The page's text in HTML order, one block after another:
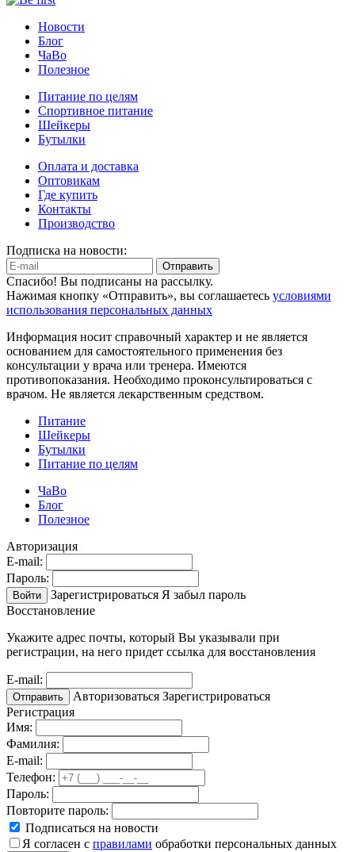
Новости
Блог
ЧаВо
Полезное
Питание по целям
Спортивное питание
Шейкеры
Бутылки
Оплата и доставка
Оптовикам
Где купить
Контакты
Производство
Подписка на новости:
Отправить
Спасибо! Вы подписаны на рассылку.
Нажимая кнопку «Отправить», вы соглашаетесь условиями
использования персональных данных
Информация носит справочный характер и не является
основанием для самостоятельного применения без
консультации у врача или тренера. Имеются
противопоказания. Необходимо проконсультироваться с
врачом. Не является лекарственным средством.
Питание
Шейкеры
Бутылки
Питание по целям
ЧаВо
Блог
Полезное
Авторизация
E-mail:
Пароль:
Войти Зарегистрироваться Я забыл пароль
Восстановление
Укажите адрес почты, который Вы указывали при
регистрации, на него придет ссылка для восстановления
E-mail:
Отправить Авторизоваться Зарегистрироваться
Регистрация
Имя:
Фамилия:
E-mail:
Телефон:
Пароль:
Повторите пароль:
Подписаться на новости
Я согласен с правилами обработки персональных данных